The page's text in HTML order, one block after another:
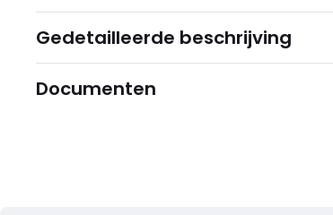
Gedetailleerde beschrijving
Documenten